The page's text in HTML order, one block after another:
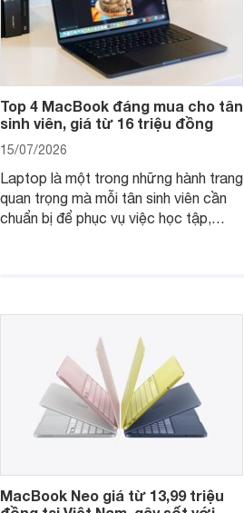
Top 4 MacBook đáng mua cho tân
sinh viên, giá từ 16 triệu đồng
15/07/2026
Laptop là một trong những hành trang
quan trọng mà mỗi tân sinh viên cần
chuẩn bị để phục vụ việc học tập,
MacBook đáng cân nhắc dành cho
MacBook Neo giá từ 13,99 triệu